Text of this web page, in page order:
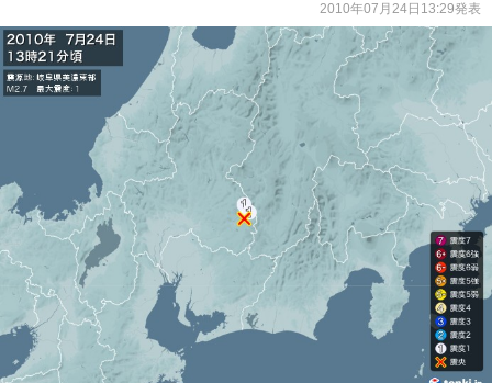
2010年07月24日13:29発表